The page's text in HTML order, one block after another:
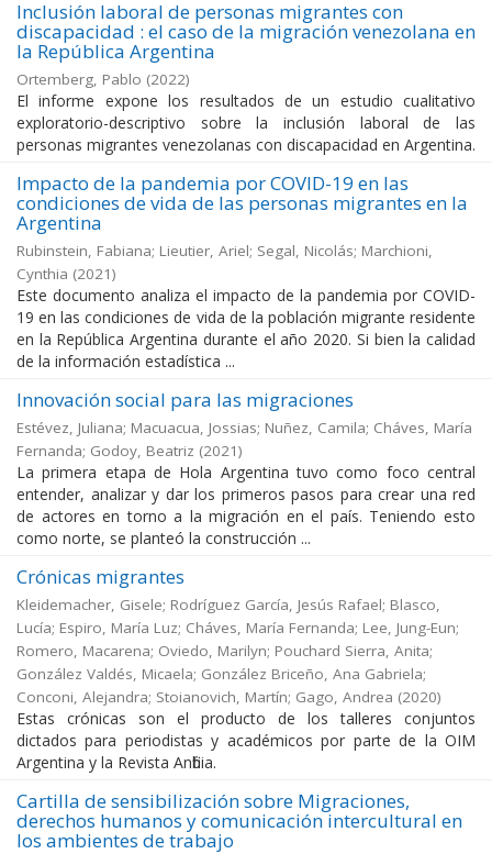
Inclusión laboral de personas migrantes con
discapacidad : el caso de la migración venezolana en
la República Argentina
Ortemberg, Pablo (2022)
El informe expone los resultados de un estudio cualitativo
exploratorio-descriptivo sobre la inclusión laboral de las
personas migrantes venezolanas con discapacidad en Argentina.
Impacto de la pandemia por COVID-19 en las
condiciones de vida de las personas migrantes en la
Argentina
Rubinstein, Fabiana; Lieutier, Ariel; Segal, Nicolás; Marchioni,
Cynthia (2021)
Este documento analiza el impacto de la pandemia por COVID-
19 en las condiciones de vida de la población migrante residente
en la República Argentina durante el año 2020. Si bien la calidad
de la información estadística ...
Innovación social para las migraciones
Estévez, Juliana; Macuacua, Jossias; Nuñez, Camila; Cháves, María
Fernanda; Godoy, Beatriz (2021)
La primera etapa de Hola Argentina tuvo como foco central
entender, analizar y dar los primeros pasos para crear una red
de actores en torno a la migración en el país. Teniendo esto
como norte, se planteó la construcción ...
Crónicas migrantes
Kleidemacher, Gisele; Rodríguez García, Jesús Rafael; Blasco,
Lucía; Espiro, María Luz; Cháves, María Fernanda; Lee, Jung-Eun;
Romero, Macarena; Oviedo, Marilyn; Pouchard Sierra, Anita;
González Valdés, Micaela; González Briceño, Ana Gabriela;
Conconi, Alejandra; Stoianovich, Martín; Gago, Andrea (2020)
Estas crónicas son el producto de los talleres conjuntos
dictados para periodistas y académicos por parte de la OIM
Argentina y la Revista Anfibia.
Cartilla de sensibilización sobre Migraciones,
derechos humanos y comunicación intercultural en
los ambientes de trabajo